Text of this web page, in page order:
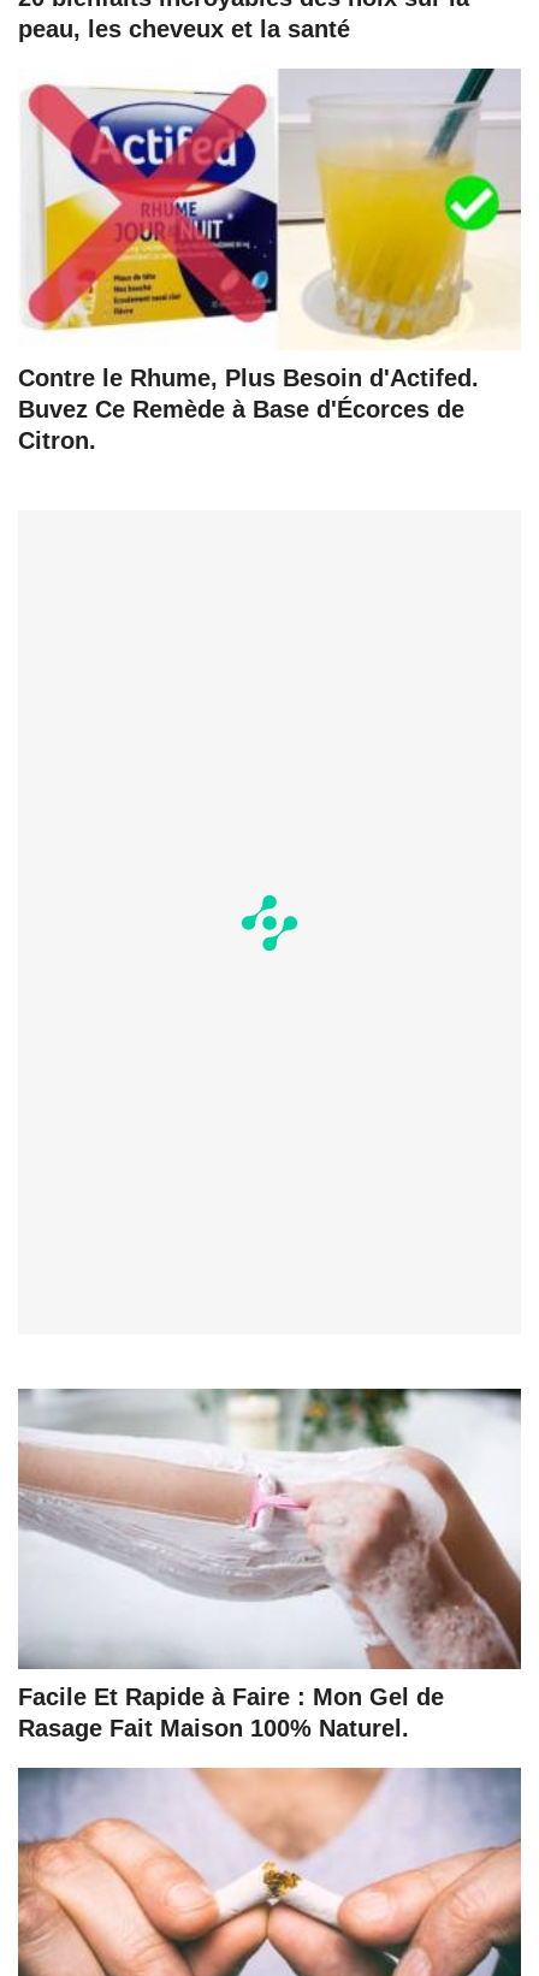
peau, les cheveux et la santé
Contre le Rhume, Plus Besoin d'Actifed.
Buvez Ce Remède à Base d'Écorces de
Citron.
Facile Et Rapide à Faire : Mon Gel de
Rasage Fait Maison 100% Naturel.